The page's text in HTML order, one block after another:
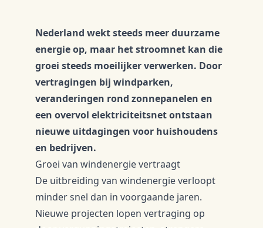
Nederland wekt steeds meer duurzame
energie op, maar het stroomnet kan die
groei steeds moeilijker verwerken. Door
vertragingen bij windparken,
veranderingen rond zonnepanelen en
een overvol elektriciteitsnet ontstaan
nieuwe uitdagingen voor huishoudens
en bedrijven.
Groei van windenergie vertraagt
De uitbreiding van windenergie verloopt
minder snel dan in voorgaande jaren.
Nieuwe projecten lopen vertraging op